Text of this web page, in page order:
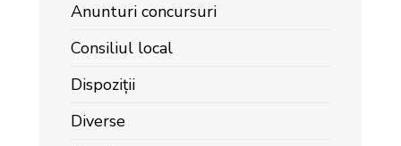
Anunturi concursuri
Consiliul local
Dispoziții
Diverse